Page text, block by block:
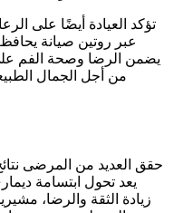
تؤكد العيادة أيضًا على
عبر روتين صيانة
يضمن الرضا وصحة الفم
من أجل الجمال
حقق العديد من المرضى
يعد تحول ابتسامة
زيادة الثقة والرضا،